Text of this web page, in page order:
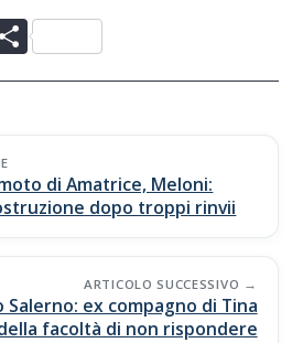
C
o
di
vi
di
di Amatrice, Meloni:
dopo troppi rinvii
ARTICOLO SUCCESSIVO
Salerno: ex compagno di Tina
facoltà di non rispondere